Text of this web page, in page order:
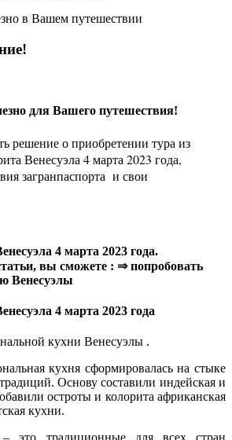
в Вашем путешествии
для Вашего путешествия!
решение о приобретении тура из
Венесуэла 4 марта 2023 года,
загранпаспорта и свои
4 марта 2023 года.
вы сможете : ⇒ попробовать
Венесуэлы
4 марта 2023 года
кухни Венесуэлы .
кухня сформировалась на стыке
Основу составили индейская и
остроты и колорита африканская
кухни.